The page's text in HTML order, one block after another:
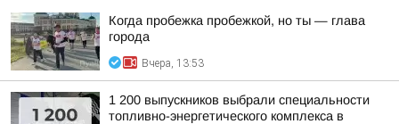
Когда пробежка пробежкой, но ты — глава
города
Вчера, 13:53
1 200 выпускников выбрали специальности
топливно-энергетического комплекса в